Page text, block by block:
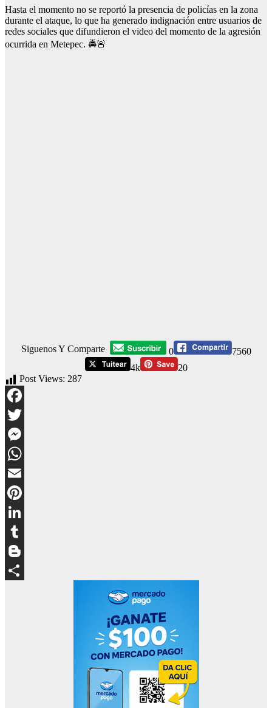
Hasta el momento no se reportó la presencia de policías en la zona
durante el ataque, lo que ha generado indignación entre usuarios de
redes sociales que difundieron el video del momento de la agresión
ocurrida en Metepec. 🚔🚨
Siguenos Y Comparte 0
7560
4k
20
Post Views: 287
Facebook
Twitter
Messenger
WhatsApp
Email
Pinterest
LinkedIn
Tumblr
Blogger